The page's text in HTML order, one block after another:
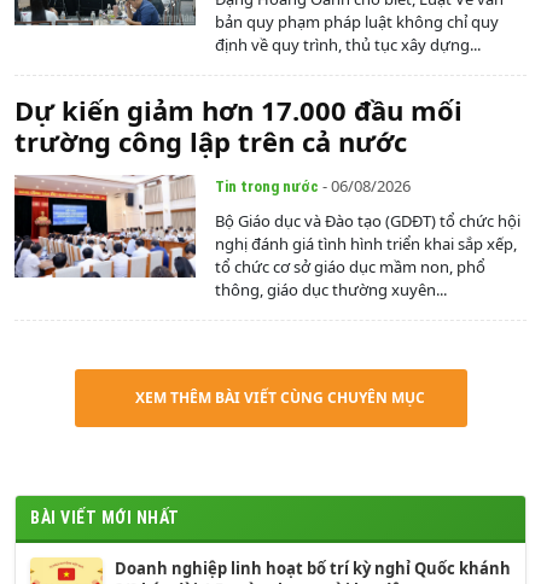
bản quy phạm pháp luật không chỉ quy
định về quy trình, thủ tục xây dựng...
Dự kiến giảm hơn 17.000 đầu mối
trường công lập trên cả nước
Tin trong nước - 06/08/2026
Bộ Giáo dục và Đào tạo (GDĐT) tổ chức hội
nghị đánh giá tình hình triển khai sắp xếp,
tổ chức cơ sở giáo dục mầm non, phổ
thông, giáo dục thường xuyên...
XEM THÊM BÀI VIẾT CÙNG CHUYÊN MỤC
BÀI VIẾT MỚI NHẤT
Doanh nghiệp linh hoạt bố trí kỳ nghỉ Quốc khánh